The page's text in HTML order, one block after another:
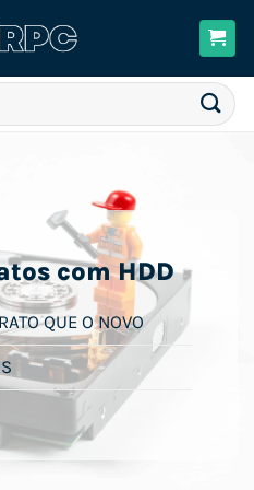
com HDD
QUE O NOVO